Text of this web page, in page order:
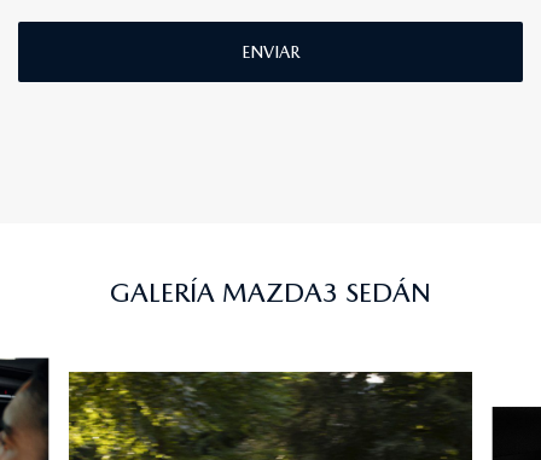
ENVIAR
GALERÍA MAZDA3 SEDÁN